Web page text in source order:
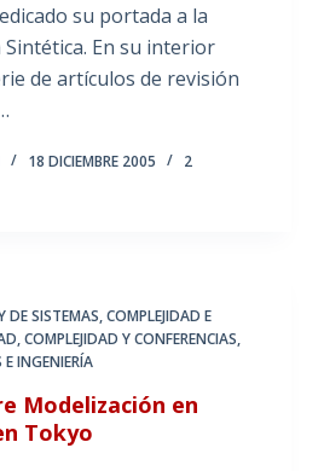
su portada a la
En su interior
de artículos de revisión
18 DICIEMBRE 2005
2
DE SISTEMAS,COMPLEJIDAD E
,COMPLEJIDAD Y CONFERENCIAS,
E INGENIERÍA
Modelización en
Tokyo